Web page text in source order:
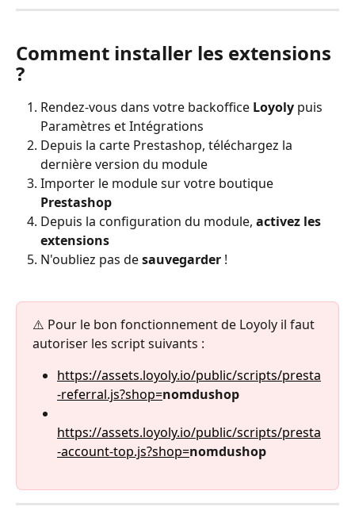
Comment installer les extensions
?
Rendez-vous dans votre backoffice Loyoly puis
Paramètres et Intégrations
Depuis la carte Prestashop, téléchargez la
dernière version du module
Importer le module sur votre boutique
Prestashop
Depuis la configuration du module, activez les
extensions
N'oubliez pas de sauvegarder !
⚠️ Pour le bon fonctionnement de Loyoly il faut
autoriser les script suivants :
https://assets.loyoly.io/public/scripts/presta
-referral.js?shop=nomdushop
https://assets.loyoly.io/public/scripts/presta
-account-top.js?shop=nomdushop